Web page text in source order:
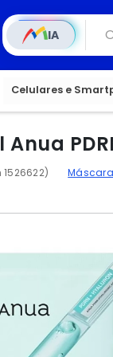
IA
Celulares e